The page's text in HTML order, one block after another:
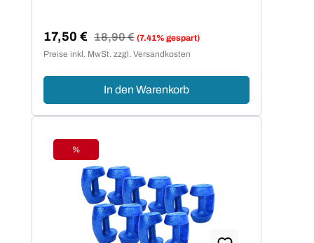
Verkaufspreis:
17,50 € Regulärer Preis:
18,90 € (7.41% gespart)
Preise inkl. MwSt. zzgl. Versandkosten
In den Warenkorb
Rabatt
%